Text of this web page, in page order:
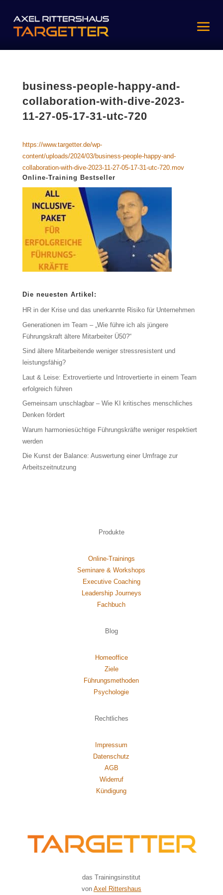
business-people-happy-and-
collaboration-with-dive-2023-
11-27-05-17-31-utc-720
https://www.targetter.de/wp-
content/uploads/2024/03/business-people-happy-and-
collaboration-with-dive-2023-11-27-05-17-31-utc-720.mov
Online-Training Bestseller
Die neuesten Artikel:
HR in der Krise und das unerkannte Risiko für Unternehmen
Generationen im Team – „Wie führe ich als jüngere
Führungskraft ältere Mitarbeiter Ü50?“
Sind ältere Mitarbeitende weniger stressresistent und
leistungsfähig?
Laut & Leise: Extrovertierte und Introvertierte in einem Team
erfolgreich führen
Gemeinsam unschlagbar – Wie KI kritisches menschliches
Denken fördert
Warum harmoniesüchtige Führungskräfte weniger respektiert
werden
Die Kunst der Balance: Auswertung einer Umfrage zur
Arbeitszeitnutzung
Produkte
Online-Trainings
Seminare & Workshops
Executive Coaching
Leadership Journeys
Fachbuch
Blog
Homeoffice
Ziele
Führungsmethoden
Psychologie
Rechtliches
Impressum
Datenschutz
AGB
Widerruf
Kündigung
das Trainingsinstitut
von Axel Rittershaus